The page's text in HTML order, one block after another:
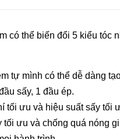
có thể biến đổi 5 kiểu tóc
tự mình có thể dễ dàng
sấy, 1 đầu ép.
tối ưu và hiệu suất sấy tối
ưu và chống quá nóng